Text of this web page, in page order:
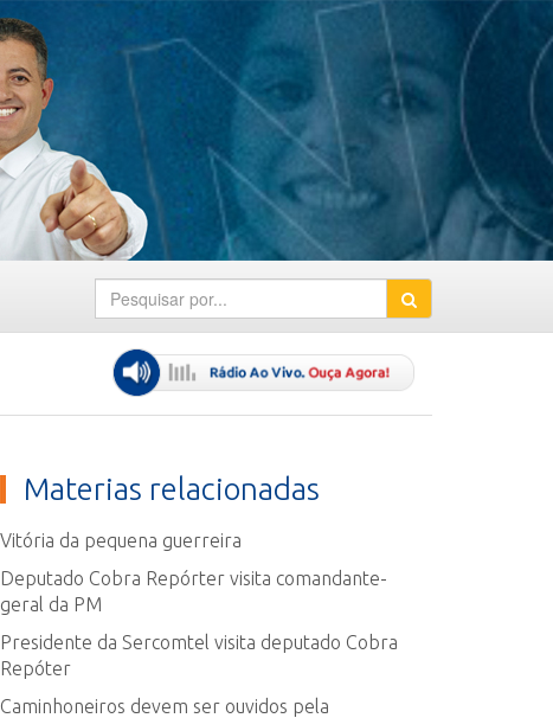
Materias relacionadas
Vitória da pequena guerreira
Deputado Cobra Repórter visita comandante-
geral da PM
Presidente da Sercomtel visita deputado Cobra
Repóter
Caminhoneiros devem ser ouvidos pela